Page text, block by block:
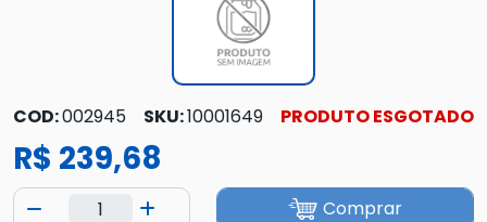
COD:002945 SKU:10001649 PRODUTO ESGOTADO
R$ 239,68
Comprar